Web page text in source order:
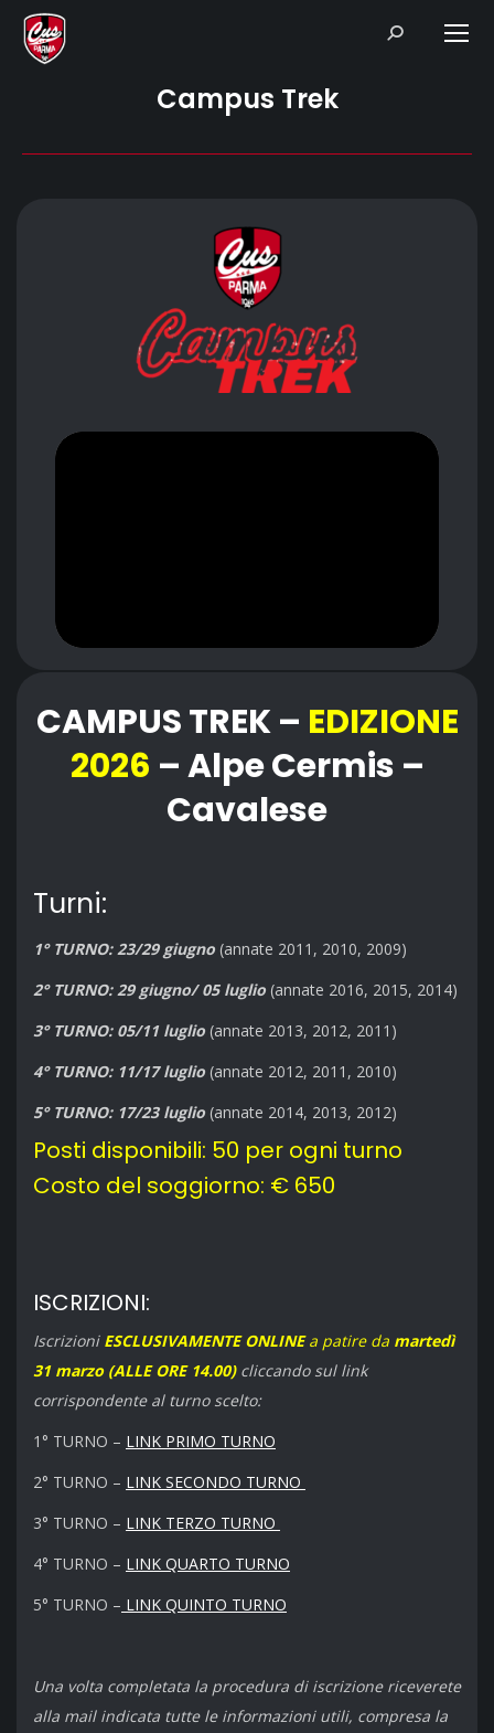
Search:
Campus Trek
CAMPUS TREK – EDIZIONE
2026 – Alpe Cermis –
Cavalese
Turni:
1° TURNO: 23/29 giugno (annate 2011, 2010, 2009)
2° TURNO: 29 giugno/ 05 luglio (annate 2016, 2015, 2014)
3° TURNO: 05/11 luglio (annate 2013, 2012, 2011)
4° TURNO: 11/17 luglio (annate 2012, 2011, 2010)
5° TURNO: 17/23 luglio (annate 2014, 2013, 2012)
Posti disponibili: 50 per ogni turno
Costo del soggiorno: € 650
ISCRIZIONI:
Iscrizioni ESCLUSIVAMENTE ONLINEa patire da martedì
31 marzo (ALLE ORE 14.00) cliccando sul link
corrispondente al turno scelto:
1° TURNO – LINK PRIMO TURNO
2° TURNO – LINK SECONDO TURNO
3° TURNO – LINK TERZO TURNO
4° TURNO – LINK QUARTO TURNO
5° TURNO – LINK QUINTO TURNO
Una volta completata la procedura di iscrizione riceverete
alla mail indicata tutte le informazioni utili, compresa la